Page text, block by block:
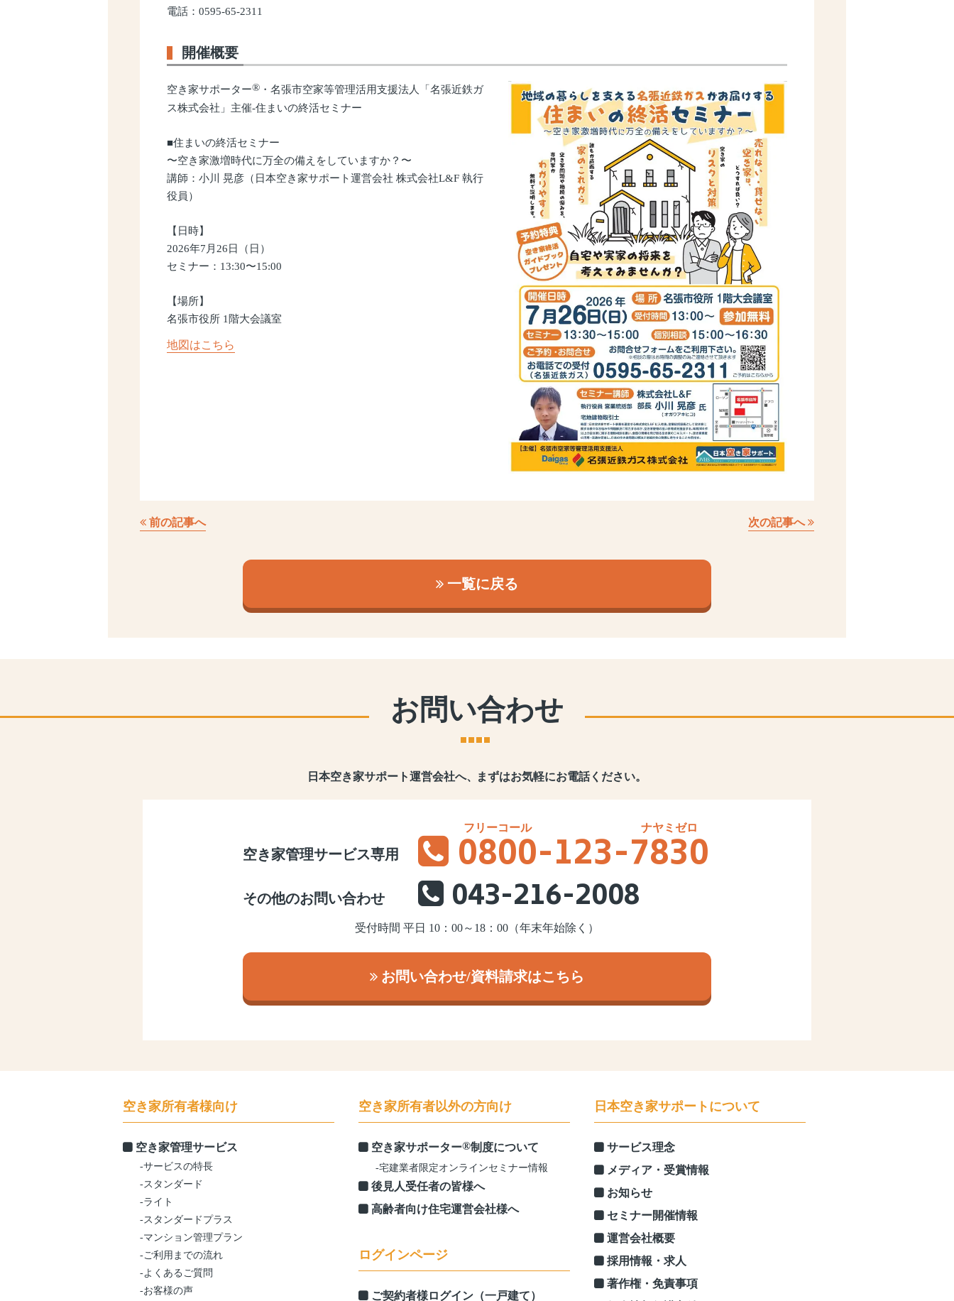
電話：0595-65-2311
開催概要
空き家サポーター® ・名張市空家等管理活用支援法人「名張近鉄ガ
ス株式会社」主催-住まいの終活セミナー
■住まいの終活セミナー
〜空き家激増時代に万全の備えをしていますか？〜
講師：小川 晃彦（日本空き家サポート運営会社 株式会社L&F 執行
役員）
【日時】
2026年7月26日（日）
セミナー：13:30〜15:00
【場所】
名張市役所 1階大会議室
地図はこちら
前の記事へ 次の記事へ
一覧に戻る
お問い合わせ
日本空き家サポート運営会社へ、 まずはお気軽にお電話ください。
空き家管理サービス専用 0800-123-7830
その他のお問い合わせ 043-216-2008
受付時間 平日 10：00～18：00（年末年始除く）
お問い合わせ/資料請求はこちら
空き家所有者様向け
空き家管理サービス
-サービスの特長
-スタンダード
-ライト
-スタンダードプラス
-マンション管理プラン
-ご利用までの流れ
-よくあるご質問
-お客様の声
空き家所有者以外の方向け
空き家サポーター®制度について
-宅建業者限定オンラインセミナー情報
後見人受任者の皆様へ
高齢者向け住宅運営会社様へ
ログインページ
ご契約者様ログイン（一戸建て）
日本空き家サポートについて
サービス理念
メディア・受賞情報
お知らせ
セミナー開催情報
運営会社概要
採用情報・求人
著作権・免責事項